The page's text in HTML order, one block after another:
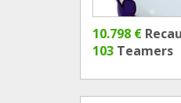
10.798 €
103 Teamers